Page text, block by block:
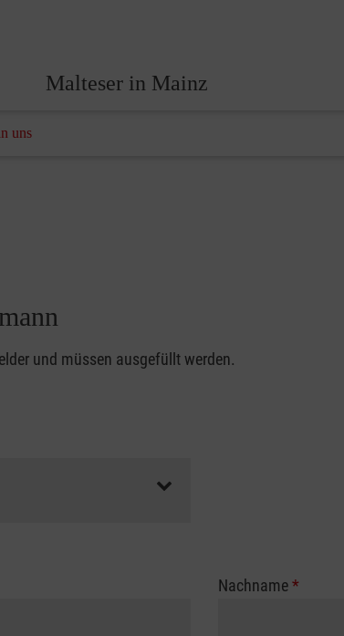
Malteser in Mainz
uns
und müssen ausgefüllt werden.
Nachname*